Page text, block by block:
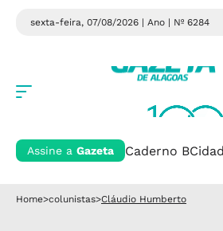
sexta-feira, 07/08/2026 | Ano | Nº 6284
Assine a Gazeta Caderno B
Home>colunistas>Cláudio Humberto